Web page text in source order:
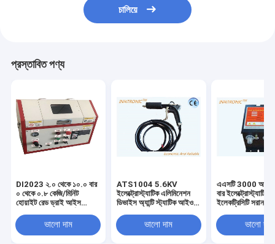
চালিয়ে
প্রস্তাবিত পণ্য
DI2023 ২.০ থেকে ১০.০ বার
০ থেকে ০.৮ কেজি/মিনিট
হোয়াইট রেড ড্রাই আইস
পরিষ্কারের জন্য 220 ভি 50
এইচজেড 250W
ভালো দাম
ATS1004 5.6KV
ইলেক্ট্রোস্ট্যাটিক এলিমিনেশন
ডিভাইস অ্যান্টি স্ট্যাটিক আইওন
জন্য পৃষ্ঠ পরিষ্কার
ভালো দাম
এএসটি 3000
বার ইলেক্ট্রোস্ট্যাটিক
ইলেকট্রিসিটি সরান
ব্যাগ তৈরির মেশিনের
ভালো দাম